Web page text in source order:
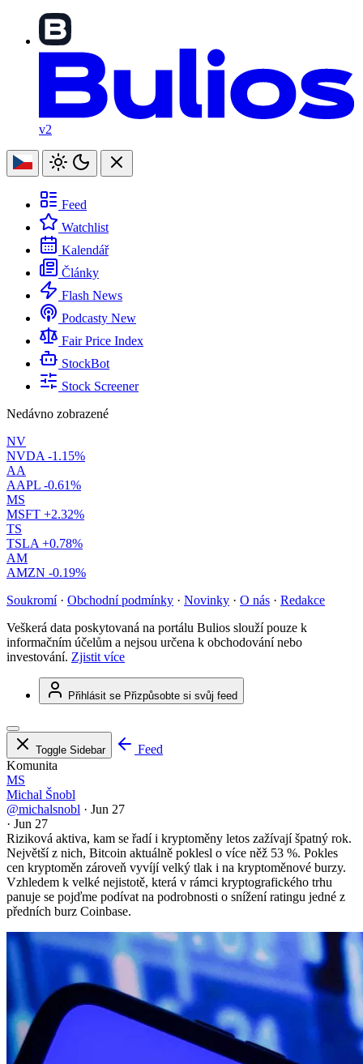
v2
Feed
Watchlist
Kalendář
Články
Flash News
Podcasty New
Fair Price Index
StockBot
Stock Screener
Nedávno zobrazené
NV
NVDA -1.15%
AA
AAPL -0.61%
MS
MSFT +2.32%
TS
TSLA +0.78%
AM
AMZN -0.19%
Soukromí · Obchodní podmínky · Novinky · O nás · Redakce
Veškerá data poskytovaná na portálu Bulios slouží pouze k
informačním účelům a nejsou určena k obchodování nebo
investování. Zjistit více
Přihlásit se Přizpůsobte si svůj feed
Toggle Sidebar
Feed
Komunita
MS
Michal Šnobl
@michalsnobl · Jun 27
· Jun 27
Riziková aktiva, kam se řadí i kryptoměny letos zažívají špatný rok.
Největší z nich, Bitcoin aktuálně poklesl o více něž 53 %. Pokles
cen kryptoměn zároveň vyvíjí velký tlak i na kryptoměnové burzy.
Vzhledem k velké nejistotě, která v rámci kryptografického trhu
panuje se pojďme podívat na podrobnosti o snížení ratingu jedné z
předních burz Coinbase.